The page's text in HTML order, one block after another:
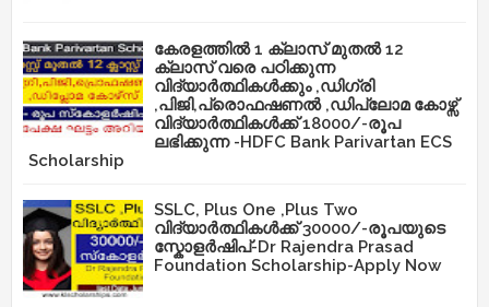
കേരളത്തിൽ 1 ക്ലാസ് മുതൽ 12
ക്ലാസ് വരെ പഠിക്കുന്ന
വിദ്യാർത്ഥികൾക്കും ,ഡിഗ്രി
,പിജി,പ്രൊഫഷണൽ ,ഡിപ്ലോമ കോഴ്സ്
വിദ്യാർത്ഥികൾക്ക് 18000/-രൂപ
ലഭിക്കുന്ന -HDFC Bank Parivartan ECS
Scholarship
SSLC, Plus One ,Plus Two
വിദ്യാർത്ഥികൾക്ക് 30000/-രൂപയുടെ
സ്കോളർഷിപ്-Dr Rajendra Prasad
Foundation Scholarship-Apply Now